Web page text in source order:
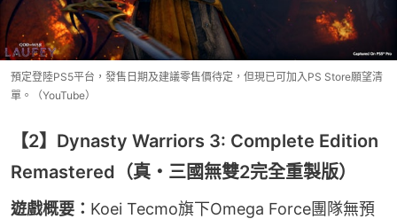
預定登陸PS5平台，發售日期及建議零售價待定，但現已可加入PS Store願望清
單。（YouTube）
【2】Dynasty Warriors 3: Complete Edition
Remastered（真・三國無雙2完全重製版）
遊戲概要： Koei Tecmo旗下Omega Force團隊無預